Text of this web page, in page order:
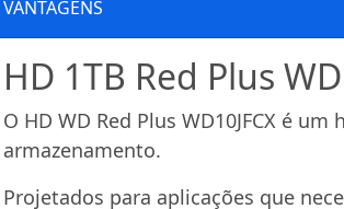
VANTAGENS
HD 1TB Red Plus
O HD WD Red Plus WD10JFCX é
armazenamento.
Projetados para aplicações que